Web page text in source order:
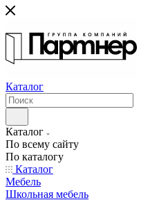
Каталог
Каталог
По всему сайту
По каталогу
Каталог
Мебель
Школьная мебель